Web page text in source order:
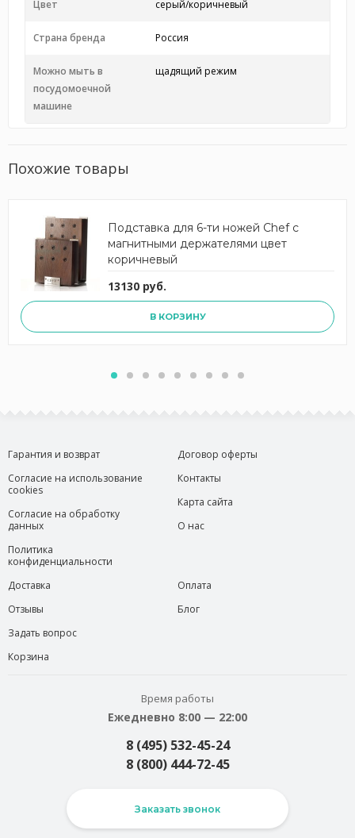
Цвет серый/коричневый
Страна бренда Россия
Можно мыть в
посудомоечной
машине
щадящий режим
Похожие товары
Подставка для 6-ти ножей Chef с
магнитными держателями цвет
коричневый
13130 руб.
В КОРЗИНУ
Гарантия и возврат
Согласие на использование
cookies
Согласие на обработку
данных
Политика
конфиденциальности
Договор оферты
Контакты
Карта сайта
О нас
Доставка
Отзывы
Задать вопрос
Корзина
Оплата
Блог
Время работы
Ежедневно 8:00 — 22:00
8 (495) 532-45-24
8 (800) 444-72-45
Заказать звонок